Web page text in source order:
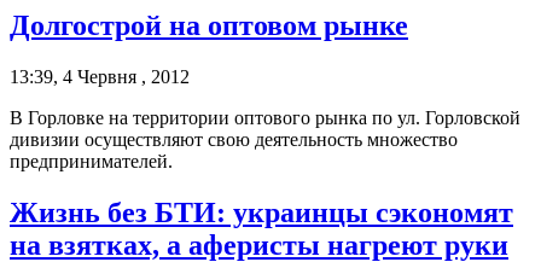
Долгострой на оптовом рынке
13:39, 4 Червня , 2012
В Горловке на территории оптового рынка по ул. Горловской
дивизии осуществляют свою деятельность множество
предпринимателей.
Жизнь без БТИ: украинцы сэкономят
на взятках, а аферисты нагреют руки